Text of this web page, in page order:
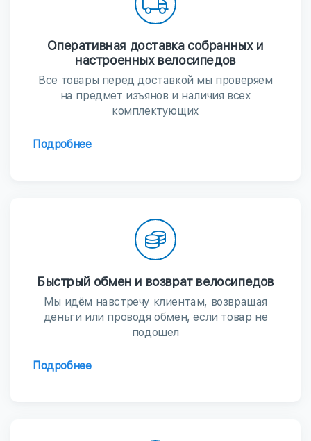
Оперативная доставка собранных и
настроенных велосипедов
Все товары перед доставкой мы проверяем
на предмет изъянов и наличия всех
комплектующих
Подробнее
Быстрый обмен и возврат велосипедов
Мы идём навстречу клиентам, возвращая
деньги или проводя обмен, если товар не
подошел
Подробнее